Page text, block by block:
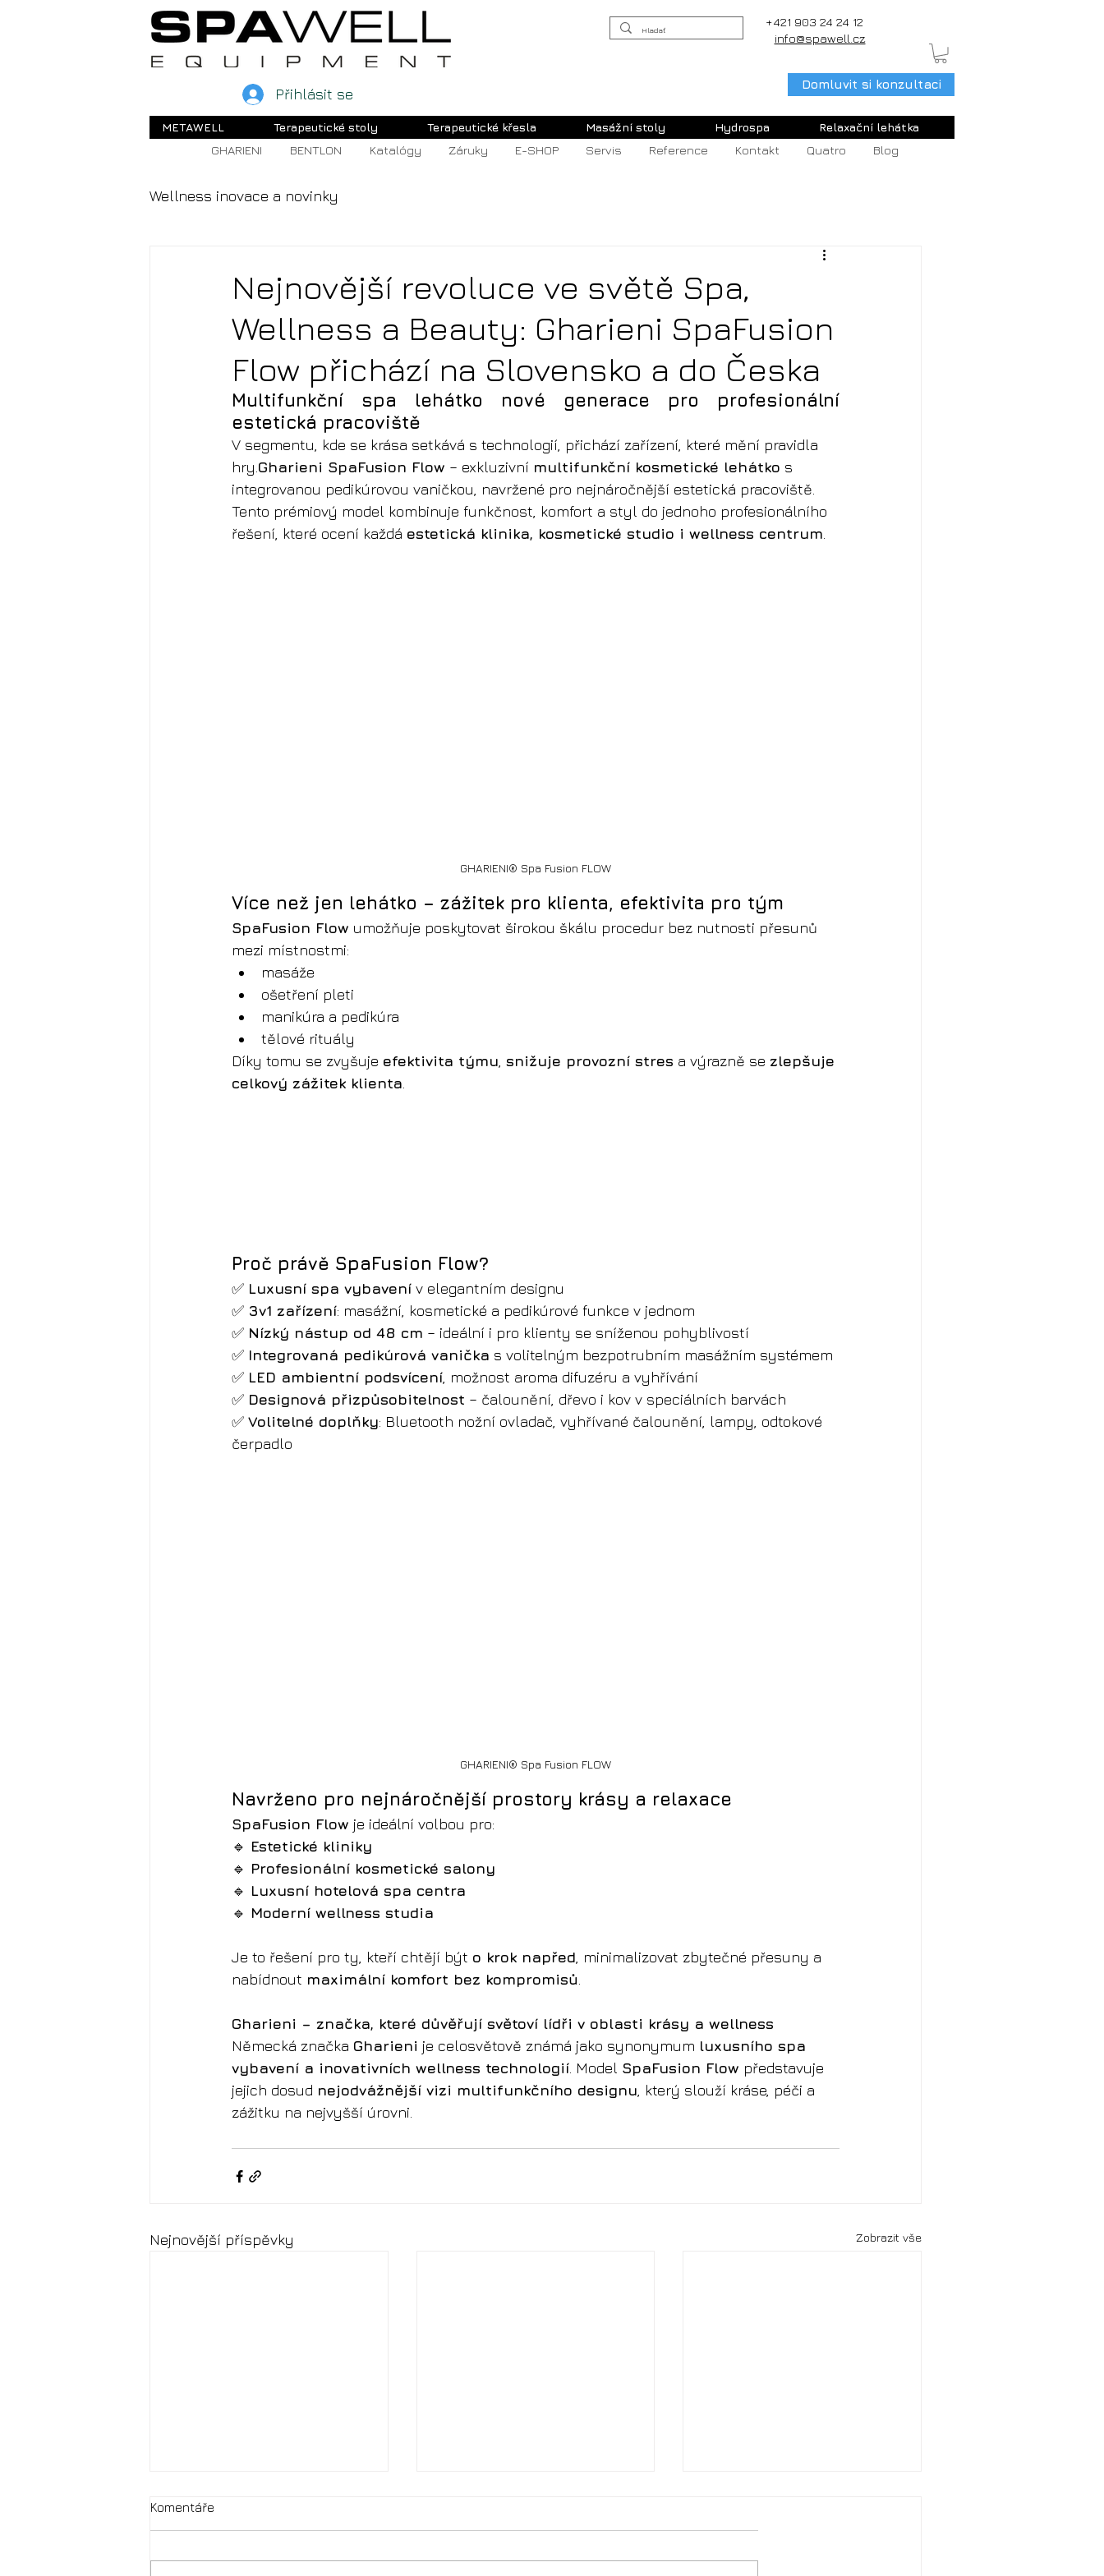
Přihlásit se
info@spawell.cz
+421 903 24 24 12
Domluvit si konzultaci
METAWELL Terapeutické stoly Terapeutické křesla Masážní stoly Hydrospa
Relaxační lehátka
GHARIENI
BENTLON Katalógy Záruky E-SHOP Servis Reference Kontakt Quatro Blog
Wellness inovace a novinky
Nejnovější revoluce ve světě Spa,
Wellness a Beauty: Gharieni SpaFusion
Flow přichází na Slovensko a do Česka
Multifunkční spa lehátko nové generace pro profesionální
estetická pracoviště
V segmentu, kde se krása setkává s technologií, přichází zařízení, které mění pravidla
hry. Gharieni SpaFusion Flow – exkluzivní multifunkční kosmetické lehátko s
integrovanou pedikúrovou vaničkou, navržené pro nejnáročnější estetická pracoviště.
Tento prémiový model kombinuje funkčnost, komfort a styl do jednoho profesionálního
řešení, které ocení každá estetická klinika, kosmetické studio i wellness centrum
GHARIENI® Spa Fusion FLOW
Více než jen lehátko – zážitek pro klienta, efektivita pro tým
SpaFusion Flow umožňuje poskytovat širokou škálu procedur bez nutnosti přesunů
mezi místnostmi:
masáže
ošetření pleti
manikúra a pedikúra
tělové rituály
Díky tomu se zvyšuje efektivita týmu snižuje provozní stres a výrazně se zlepšuje
celkový zážitek klienta
Proč právě SpaFusion Flow?
✅ Luxusní spa vybavení v elegantním designu
✅ 3v1 zařízení: masážní, kosmetické a pedikúrové funkce v jednom
✅ Nízký nástup od 48 cm – ideální i pro klienty se sníženou pohyblivostí
✅ Integrovaná pedikúrová vanička s volitelným bezpotrubním masážním systémem
✅ LED ambientní podsvícení , možnost aroma difuzéru a vyhřívání
✅ Designová přizpůsobitelnost – čalounění, dřevo i kov v speciálních barvách
✅ Volitelné doplňky: Bluetooth nožní ovladač, vyhřívané čalounění, lampy, odtokové
čerpadlo
GHARIENI® Spa Fusion FLOW
Navrženo pro nejnáročnější prostory krásy a relaxace
SpaFusion Flow je ideální volbou pro:
🔹 Estetické kliniky
🔹 Profesionální kosmetické salony
🔹 Luxusní hotelová spa centra
🔹 Moderní wellness studia
Je to řešení pro ty, kteří chtějí být o krok napřed , minimalizovat zbytečné přesuny a
nabídnout maximální komfort bez kompromisů
Gharieni – značka, které důvěřují světoví lídři v oblasti krásy a wellness
Německá značka Gharieni je celosvětově známá jako synonymum luxusního spa
vybavení a inovativních wellness technologií . Model SpaFusion Flow představuje
jejich dosud nejodvážnější vizi multifunkčního designu , který slouží kráse, péči a
zážitku na nejvyšší úrovni.
Nejnovější příspěvky Zobrazit vše
Komentáře